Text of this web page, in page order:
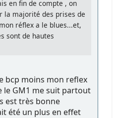
en fin de compte , on
la majorité des prises de
réflex a le blues...et,
sont de hautes
bcp moins mon reflex
le GM1 me suit partout
est très bonne
été un plus en effet